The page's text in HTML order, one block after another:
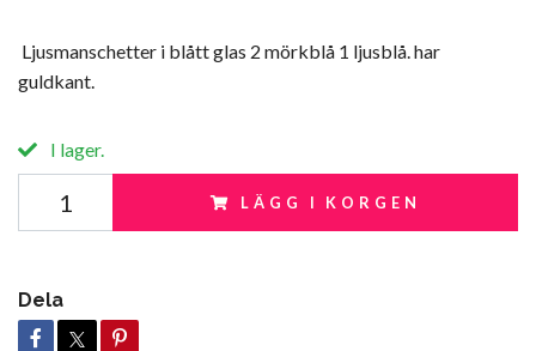
Ljusmanschetter i blått glas 2 mörkblå 1 ljusblå. har
guldkant.
I lager.
LÄGG I KORGEN
Dela